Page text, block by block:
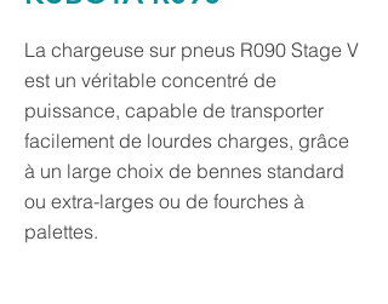
La chargeuse sur pneus R090 Stage V
est un véritable concentré de
puissance, capable de transporter
facilement de lourdes charges, grâce
à un large choix de bennes standard
ou extra-larges ou de fourches à
palettes.